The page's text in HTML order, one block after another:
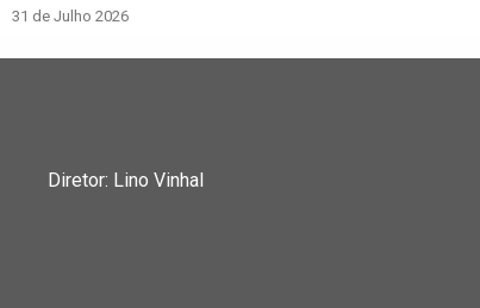
31 de Julho 2026
Diretor: Lino Vinhal